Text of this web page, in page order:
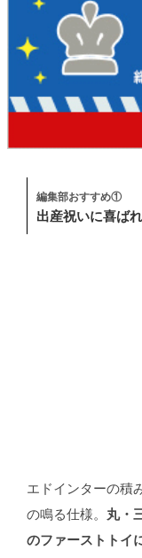
編集部おすすめ①
出産祝いに喜ば
エドインターの積
の鳴る仕様。 丸・
のファーストトイ